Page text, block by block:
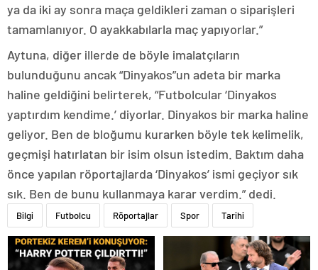
ya da iki ay sonra maça geldikleri zaman o siparişleri
tamamlanıyor. O ayakkabılarla maç yapıyorlar.”
Aytuna, diğer illerde de böyle imalatçıların
bulunduğunu ancak “Dinyakos”un adeta bir marka
haline geldiğini belirterek, “Futbolcular ‘Dinyakos
yaptırdım kendime.’ diyorlar. Dinyakos bir marka haline
geliyor. Ben de bloğumu kurarken böyle tek kelimelik,
geçmişi hatırlatan bir isim olsun istedim. Baktım daha
önce yapılan röportajlarda ‘Dinyakos’ ismi geçiyor sık
sık. Ben de bunu kullanmaya karar verdim.” dedi.
Bilgi Futbolcu Röportajlar Spor Tarihi